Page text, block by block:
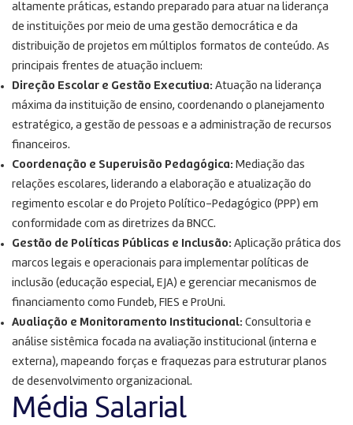
altamente práticas, estando preparado para atuar na liderança
de instituições por meio de uma gestão democrática e da
distribuição de projetos em múltiplos formatos de conteúdo. As
principais frentes de atuação incluem:
Direção Escolar e Gestão Executiva: Atuação na liderança
máxima da instituição de ensino, coordenando o planejamento
estratégico, a gestão de pessoas e a administração de recursos
financeiros.
Coordenação e Supervisão Pedagógica: Mediação das
relações escolares, liderando a elaboração e atualização do
regimento escolar e do Projeto Político-Pedagógico (PPP) em
conformidade com as diretrizes da BNCC.
Gestão de Políticas Públicas e Inclusão: Aplicação prática dos
marcos legais e operacionais para implementar políticas de
inclusão (educação especial, EJA) e gerenciar mecanismos de
financiamento como Fundeb, FIES e ProUni.
Avaliação e Monitoramento Institucional: Consultoria e
análise sistêmica focada na avaliação institucional (interna e
externa), mapeando forças e fraquezas para estruturar planos
de desenvolvimento organizacional.
Média Salarial